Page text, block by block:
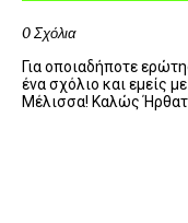
0 Σχόλια
Για οποιαδήποτε
ένα σχόλιο και εμείς
Μέλισσα! Καλώς